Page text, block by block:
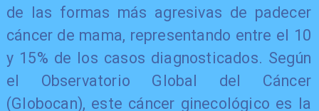
de las formas más agresivas de padecer
cáncer de mama, representando entre el 10
y 15% de los casos diagnosticados. Según
el Observatorio Global del Cáncer
(Globocan), este cáncer ginecológico es la